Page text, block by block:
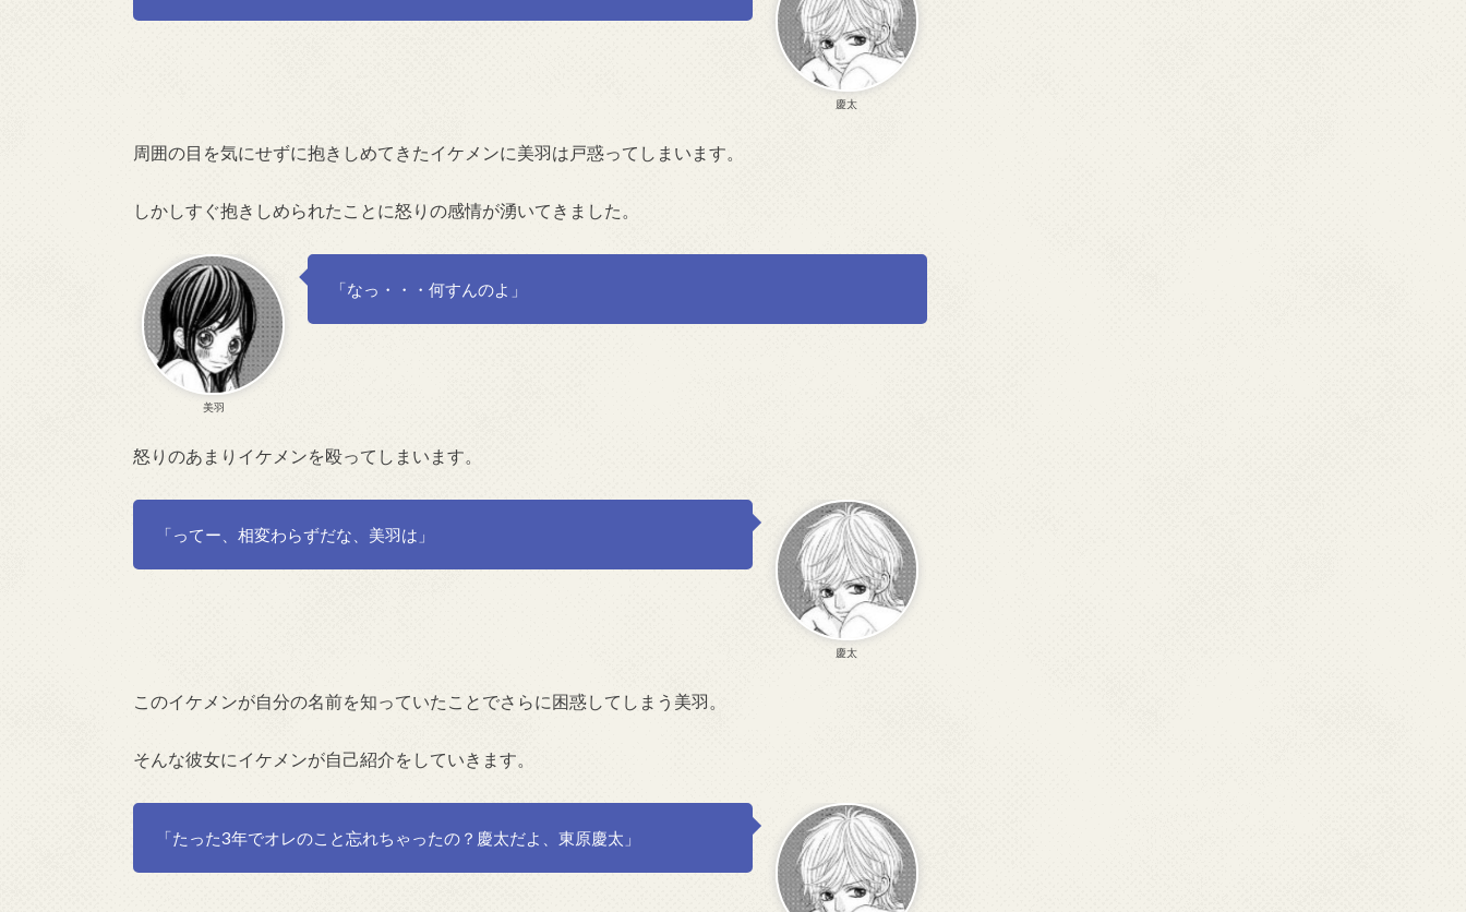
慶太
周囲の目を気にせずに抱きしめてきたイケメンに美羽は戸惑ってしまいます。
しかしすぐ抱きしめられたことに怒りの感情が湧いてきました。
美羽
「なっ・・・何すんのよ」
怒りのあまりイケメンを殴ってしまいます。
慶太
「ってー、相変わらずだな、美羽は」
このイケメンが自分の名前を知っていたことでさらに困惑してしまう美羽。
そんな彼女にイケメンが自己紹介をしていきます。
「たった3年でオレのこと忘れちゃったの？慶太だよ、東原慶太」